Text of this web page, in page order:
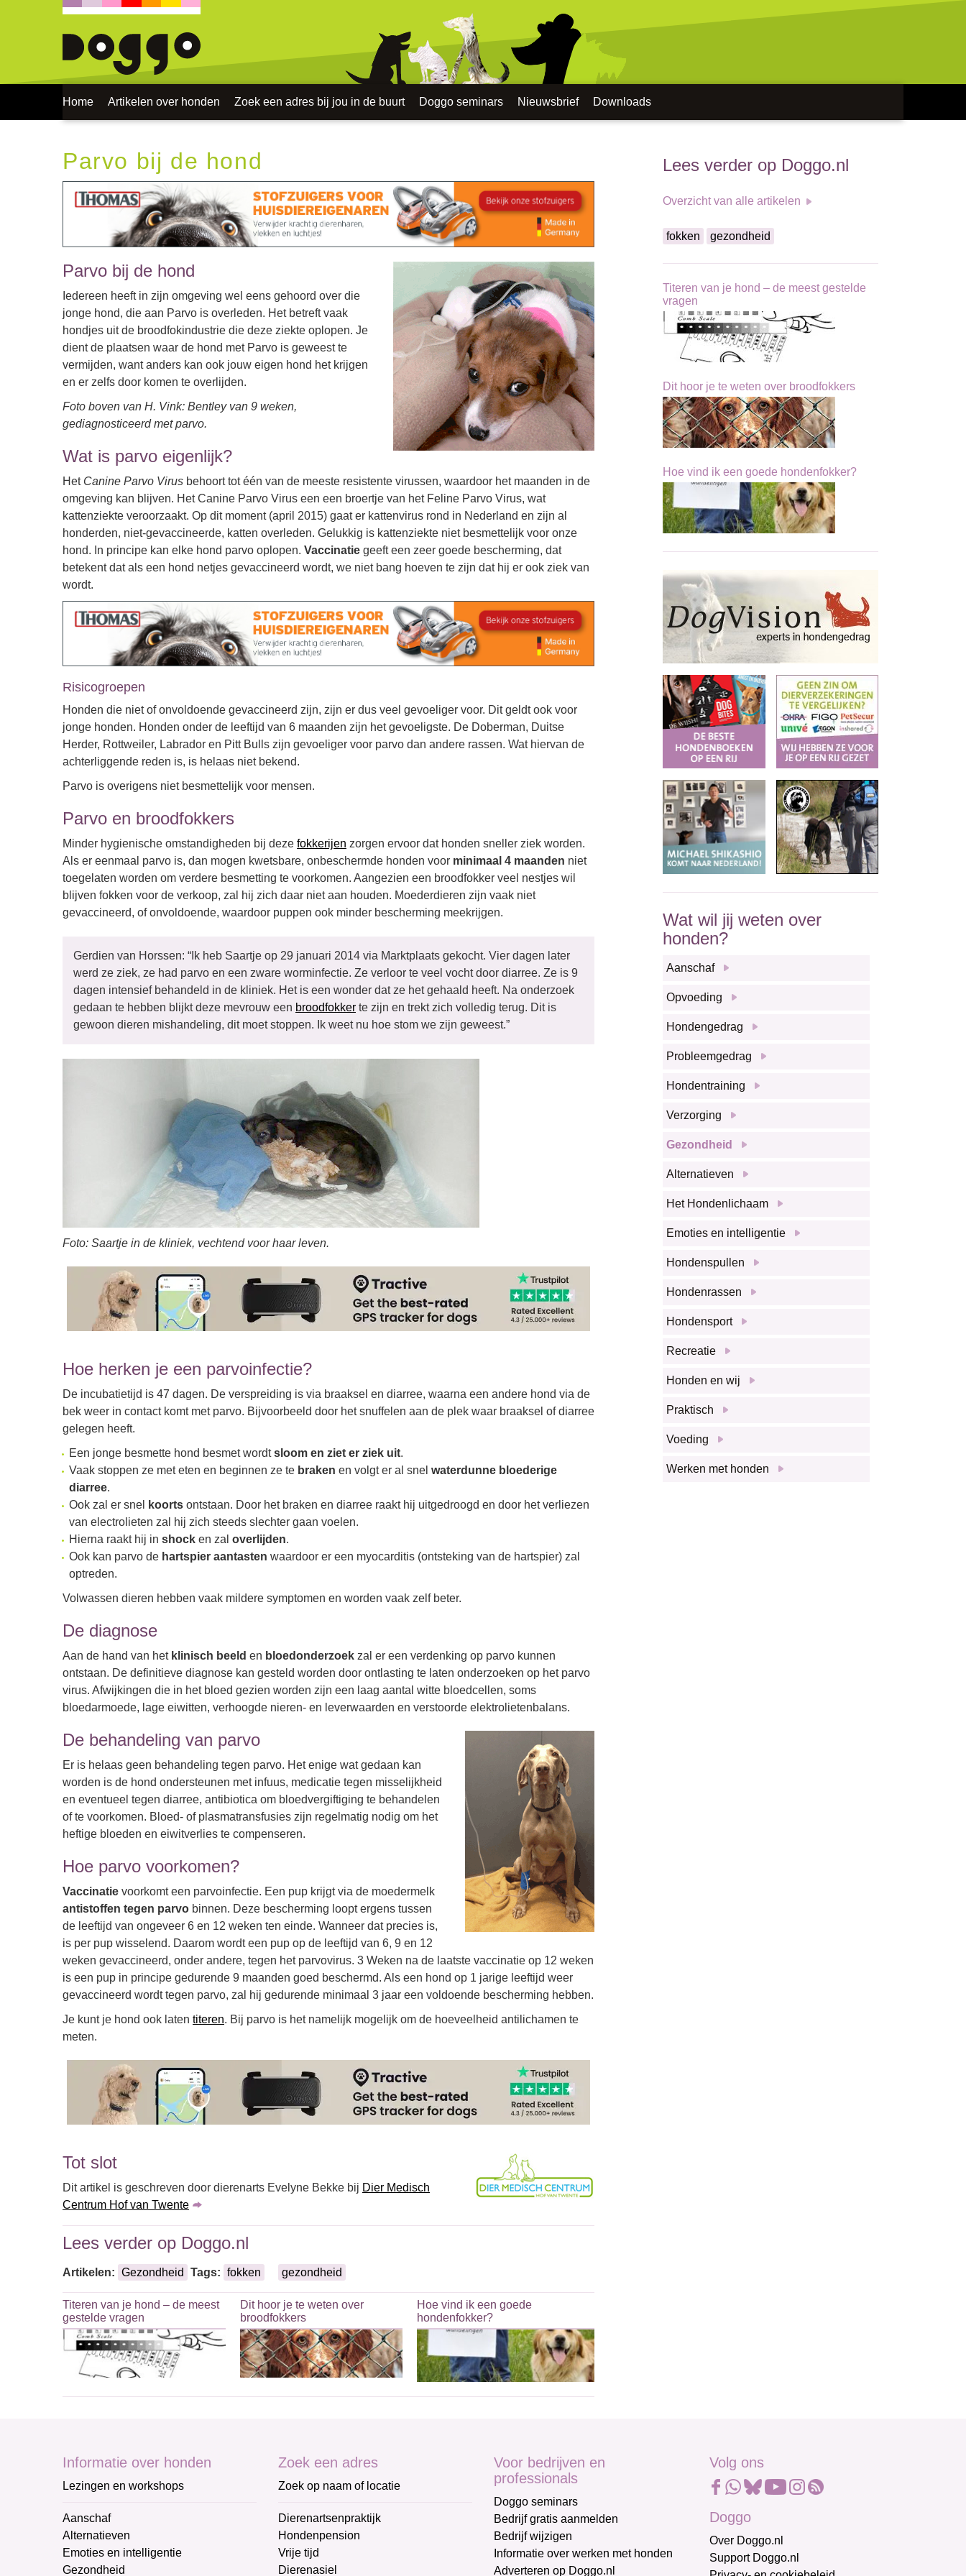
Home Artikelen over honden Zoek een adres bij jou in de buurt Doggo seminars Nieuwsbrief Downloads
Parvo bij de hond
Parvo bij de hond
Iedereen heeft in zijn omgeving wel eens gehoord over die
jonge hond, die aan Parvo is overleden. Het betreft vaak
hondjes uit de broodfokindustrie die deze ziekte oplopen. Je
dient de plaatsen waar de hond met Parvo is geweest te
vermijden, want anders kan ook jouw eigen hond het krijgen
en er zelfs door komen te overlijden.
Foto boven van H. Vink: Bentley van 9 weken,
gediagnosticeerd met parvo.
Wat is parvo eigenlijk?
Het Canine Parvo Virus behoort tot één van de meeste resistente virussen, waardoor het maanden in de
omgeving kan blijven. Het Canine Parvo Virus een een broertje van het Feline Parvo Virus, wat
kattenziekte veroorzaakt. Op dit moment (april 2015) gaat er kattenvirus rond in Nederland en zijn al
honderden, niet-gevaccineerde, katten overleden. Gelukkig is kattenziekte niet besmettelijk voor onze
hond. In principe kan elke hond parvo oplopen. Vaccinatie geeft een zeer goede bescherming, dat
betekent dat als een hond netjes gevaccineerd wordt, we niet bang hoeven te zijn dat hij er ook ziek van
wordt.
Risicogroepen
Honden die niet of onvoldoende gevaccineerd zijn, zijn er dus veel gevoeliger voor. Dit geldt ook voor
jonge honden. Honden onder de leeftijd van 6 maanden zijn het gevoeligste. De Doberman, Duitse
Herder, Rottweiler, Labrador en Pitt Bulls zijn gevoeliger voor parvo dan andere rassen. Wat hiervan de
achterliggende reden is, is helaas niet bekend.
Parvo is overigens niet besmettelijk voor mensen.
Parvo en broodfokkers
Minder hygienische omstandigheden bij deze fokkerijen zorgen ervoor dat honden sneller ziek worden.
Als er eenmaal parvo is, dan mogen kwetsbare, onbeschermde honden voor minimaal 4 maanden niet
toegelaten worden om verdere besmetting te voorkomen. Aangezien een broodfokker veel nestjes wil
blijven fokken voor de verkoop, zal hij zich daar niet aan houden. Moederdieren zijn vaak niet
gevaccineerd, of onvoldoende, waardoor puppen ook minder bescherming meekrijgen.
Gerdien van Horssen: “Ik heb Saartje op 29 januari 2014 via Marktplaats gekocht. Vier dagen later
werd ze ziek, ze had parvo en een zware worminfectie. Ze verloor te veel vocht door diarree. Ze is 9
dagen intensief behandeld in de kliniek. Het is een wonder dat ze het gehaald heeft. Na onderzoek
gedaan te hebben blijkt deze mevrouw een broodfokker te zijn en trekt zich volledig terug. Dit is
gewoon dieren mishandeling, dit moet stoppen. Ik weet nu hoe stom we zijn geweest.”
Foto: Saartje in de kliniek, vechtend voor haar leven.
Hoe herken je een parvoinfectie?
De incubatietijd is 47 dagen. De verspreiding is via braaksel en diarree, waarna een andere hond via de
bek weer in contact komt met parvo. Bijvoorbeeld door het snuffelen aan de plek waar braaksel of diarree
gelegen heeft.
Een jonge besmette hond besmet wordtsloom en ziet er ziek uit.
Vaak stoppen ze met eten en beginnen ze te braken en volgt er al snel waterdunne bloederige
diarree.
Ook zal er snel
koorts ontstaan. Door het braken en diarree raakt hij uitgedroogd en door het verliezen
van electrolieten zal hij zich steeds slechter gaan voelen.
Hierna raakt hij in shock en zal overlijden.
Ook kan parvo de hartspier aantasten waardoor er een myocarditis (ontsteking van de hartspier) zal
optreden.
Volwassen dieren hebben vaak mildere symptomen en worden vaak zelf beter.
De diagnose
Aan de hand van het klinisch beeld en bloedonderzoek zal er een verdenking op parvo kunnen
ontstaan. De definitieve diagnose kan gesteld worden door ontlasting te laten onderzoeken op het parvo
virus. Afwijkingen die in het bloed gezien worden zijn een laag aantal witte bloedcellen, soms
bloedarmoede, lage eiwitten, verhoogde nieren- en leverwaarden en verstoorde elektrolietenbalans.
De behandeling van parvo
Er is helaas geen behandeling tegen parvo. Het enige wat gedaan kan
worden is de hond ondersteunen met infuus, medicatie tegen misselijkheid
en eventueel tegen diarree, antibiotica om bloedvergiftiging te behandelen
of te voorkomen. Bloed- of plasmatransfusies zijn regelmatig nodig om het
heftige bloeden en eiwitverlies te compenseren.
Hoe parvo voorkomen?
Vaccinatie voorkomt een parvoinfectie. Een pup krijgt via de moedermelk
antistoffen tegen parvo binnen. Deze bescherming loopt ergens tussen
de leeftijd van ongeveer 6 en 12 weken ten einde. Wanneer dat precies is,
is per pup wisselend. Daarom wordt een pup op de leeftijd van 6, 9 en 12
weken gevaccineerd, onder andere, tegen het parvovirus. 3 Weken na de laatste vaccinatie op 12 weken
is een pup in principe gedurende 9 maanden goed beschermd. Als een hond op 1 jarige leeftijd weer
gevaccineerd wordt tegen parvo, zal hij gedurende minimaal 3 jaar een voldoende bescherming hebben.
Je kunt je hond ook laten titeren. Bij parvo is het namelijk mogelijk om de hoeveelheid antilichamen te
meten.
Tot slot
Dit artikel is geschreven door dierenarts Evelyne Bekke bij Dier Medisch
Centrum Hof van Twente
Lees verder op Doggo.nl
Artikelen: Gezondheid Tags: fokken gezondheid
Titeren van je hond – de meest
gestelde vragen
Dit hoor je te weten over
broodfokkers
Hoe vind ik een goede
hondenfokker?
Lees verder op Doggo.nl
Overzicht van alle artikelen
fokken gezondheid
Titeren van je hond – de meest gestelde
vragen
Dit hoor je te weten over broodfokkers
Hoe vind ik een goede hondenfokker?
Wat wil jij weten over
honden?
Aanschaf
Opvoeding
Hondengedrag
Probleemgedrag
Hondentraining
Verzorging
Gezondheid
Alternatieven
Het Hondenlichaam
Emoties en intelligentie
Hondenspullen
Hondenrassen
Hondensport
Recreatie
Honden en wij
Praktisch
Voeding
Werken met honden
Informatie over honden
Lezingen en workshops
Aanschaf
Alternatieven
Emoties en intelligentie
Gezondheid
Zoek een adres
Zoek op naam of locatie
Dierenartsenpraktijk
Hondenpension
Vrije tijd
Dierenasiel
Voor bedrijven en
professionals
Doggo seminars
Bedrijf gratis aanmelden
Bedrijf wijzigen
Informatie over werken met honden
Adverteren op Doggo.nl
Volg ons
Doggo
Over Doggo.nl
Support Doggo.nl